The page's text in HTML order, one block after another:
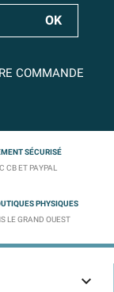
COMMANDE
SÉCURISÉ
CB ET PAYPAL
PHYSIQUES
LE GRAND OUEST
